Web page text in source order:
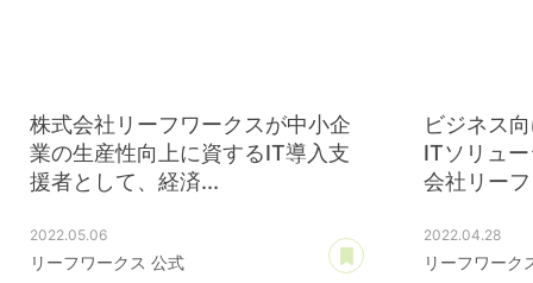
株式会社リーフワークスが中小企
業の生産性向上に資するIT導入支
援者として、経済...
2022.05.06
リーフワークス 公式
あとで読む
ビジネス
ITソリュ
会社リー
2022.04.28
リーフワーク